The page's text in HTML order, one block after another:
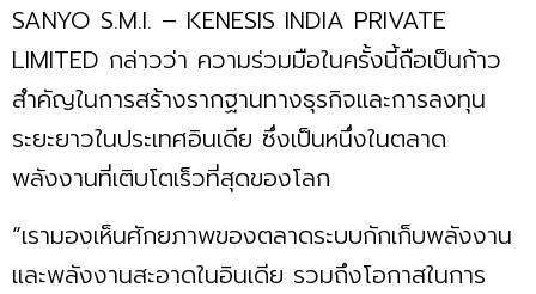
SANYO S.M.I. – KENESIS INDIA PRIVATE
LIMITED กล่าวว่า ความร่วมมือในครั้งนี้ถือเป็นก้าว
สำคัญในการสร้างรากฐานทางธุรกิจและการลงทุน
ระยะยาวในประเทศอินเดีย ซึ่งเป็นหนึ่งในตลาด
พลังงานที่เติบโตเร็วที่สุดของโลก
“เรามองเห็นศักยภาพของตลาดระบบกักเก็บพลังงาน
และพลังงานสะอาดในอินเดีย รวมถึงโอกาสในการ